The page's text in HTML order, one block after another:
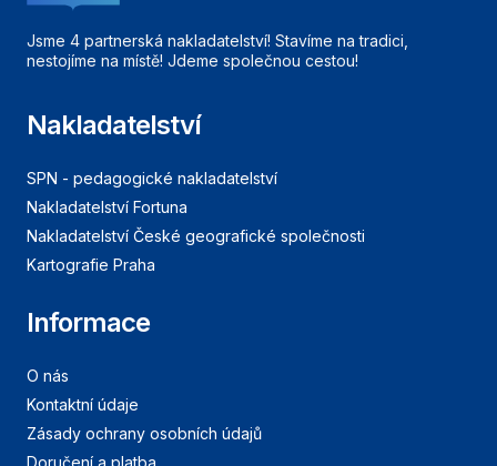
Jsme 4 partnerská nakladatelství! Stavíme na tradici,
nestojíme na místě! Jdeme společnou cestou!
Nakladatelství
SPN - pedagogické nakladatelství
Nakladatelství Fortuna
Nakladatelství České geografické společnosti
Kartografie Praha
Informace
O nás
Kontaktní údaje
Zásady ochrany osobních údajů
Doručení a platba